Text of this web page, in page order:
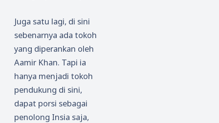
Juga satu lagi, di sini
sebenarnya ada tokoh
yang diperankan oleh
Aamir Khan. Tapi ia
hanya menjadi tokoh
pendukung di sini,
dapat porsi sebagai
penolong Insia saja,